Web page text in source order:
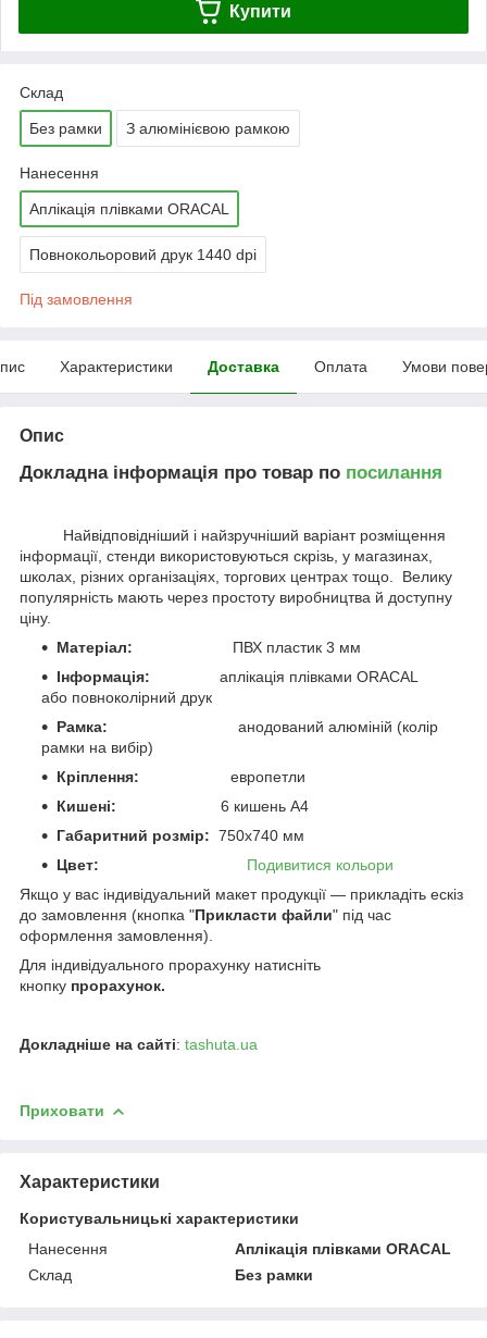
Купити
Склад
Без рамки З алюмінієвою рамкою
Нанесення
Аплікація плівками ORACAL
Повнокольоровий друк 1440 dpi
Під замовлення
Характеристики Доставка Оплата Умови
Опис
Докладна інформація про товар по посилання
Найвідповідніший і найзручніший варіант розміщення
інформації, стенди використовуються скрізь, у магазинах,
школах, різних організаціях, торгових центрах тощо. Велику
популярність мають через простоту виробництва й доступну
ціну.
Матеріал: ПВХ пластик 3 мм
Інформація: аплікація плівками ORACAL
або повноколірний друк
Рамка: анодований алюміній (колір
рамки на вибір)
Кріплення: европетли
Кишені: 6 кишень А4
Габаритний розмір: 750х740 мм
Цвет:
Подивитися кольори
Якщо у вас індивідуальний макет продукції — прикладіть ескіз
до замовлення (кнопка "Прикласти файли" під час
оформлення замовлення).
Для індивідуального прорахунку натисніть
кнопку прорахунок.
Докладніше на сайті: tashuta.ua
Приховати
Характеристики
Користувальницькі характеристики
Нанесення
Аплікація плівками ORACAL
Склад
Без рамки